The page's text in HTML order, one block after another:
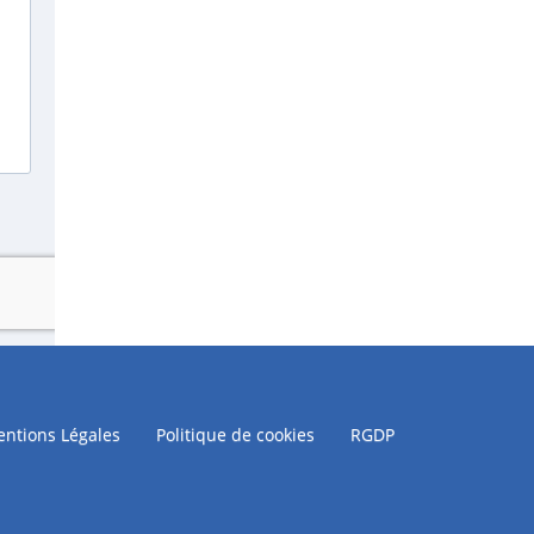
Légales Politique de cookies RGDP